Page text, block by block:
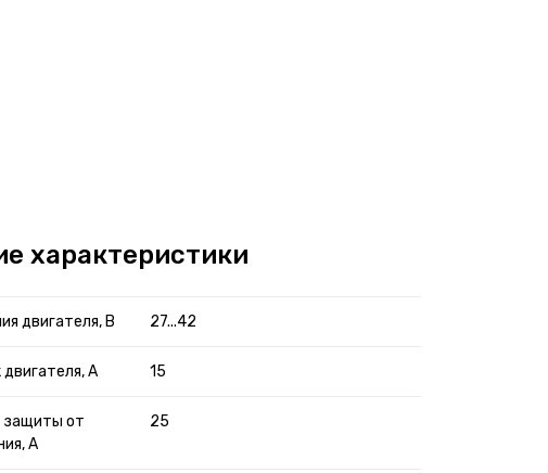
характеристики
двигателя, В 27...42
А 15
защиты от
А
25